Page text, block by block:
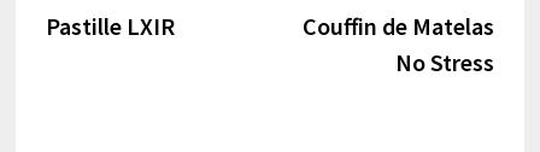
l’article
Pastille LXIR
Couffin de Matelas
No Stress